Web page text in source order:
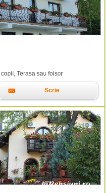
Terasa sau foisor
Scrie